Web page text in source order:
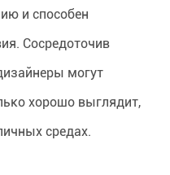
и способен
Сосредоточив
могут
хорошо выглядит,
средах.